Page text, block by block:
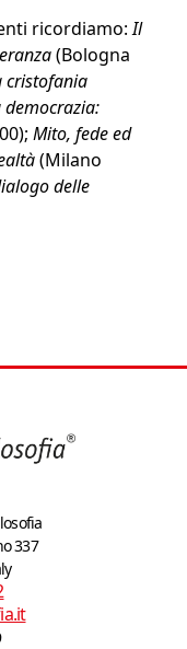
ricordiamo:Il
(Bologna
cristofania
Mito, fede ed
(Milano
delle
337